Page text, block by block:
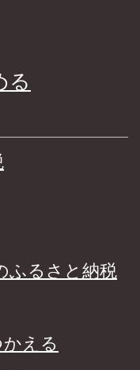
る
ふるさと納税
える